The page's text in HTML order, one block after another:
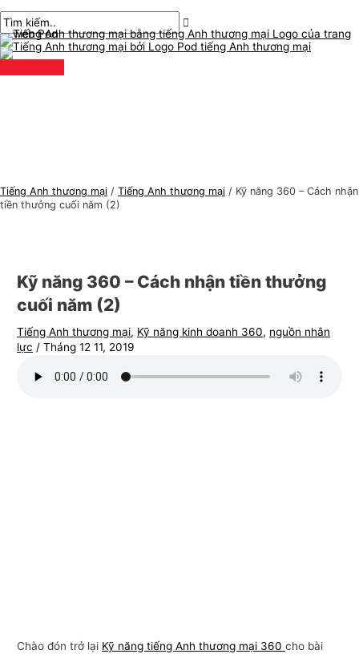
đến
nội
dung
đơn
chính
Tiếng Anh thương mại / Tiếng Anh thương mại / Kỹ năng 360 – Cách nhận
tiền thưởng cuối năm (2)
Kỹ năng 360 – Cách nhận tiền thưởng
cuối năm (2)
Tiếng Anh thương mại, Kỹ năng kinh doanh 360, nguồn nhân
lực /Tháng 12 11, 2019
Chào đón trở lại Kỹ năng tiếng Anh thương mại 360cho bài
chuyển
hướng
ở
đây..
mail*
C
h
ủ
đ
g
t
h
ư
ơ
T
ì
m
k